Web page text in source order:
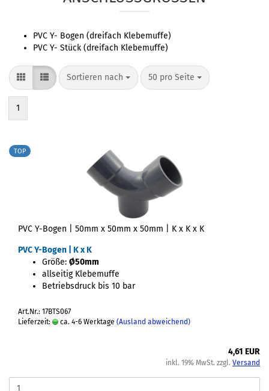
PVC Y- Bogen (dreifach Klebemuffe)
PVC Y- Stück (dreifach Klebemuffe)
Sortieren nach 50 pro Seite
1
TOP
PVC Y-Bogen | 50mm x 50mm x 50mm | K x K x K
PVC Y-Bogen | K x K
Größe: Ø50mm
allseitig Klebemuffe
Betriebsdruck bis 10 bar
Art.Nr.: 17BTS067
Lieferzeit:
ca. 4-6 Werktage (Ausland abweichend)
4,61 EUR
inkl. 19% MwSt. zzgl. Versand